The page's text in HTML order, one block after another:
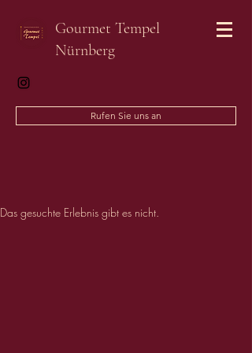
Gourmet Tempel
Nürnberg
Rufen Sie uns an
Das gesuchte Erlebnis gibt es nicht.